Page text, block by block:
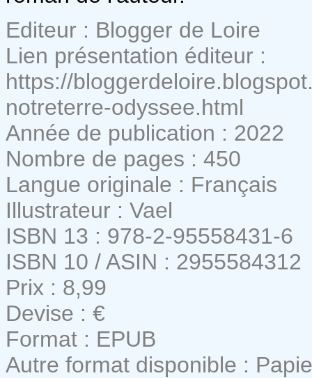
Editeur : Blogger de Loire
Lien présentation éditeur :
https://
notreterre-odyssee.html
Année de publication : 2022
Nombre de pages : 450
Langue originale : Français
Illustrateur : Vael
ISBN 13 : 978-2-95558431-6
ISBN 10 / ASIN : 2955584312
Prix : 8,99
Devise : €
Format : EPUB
Autre format disponible :